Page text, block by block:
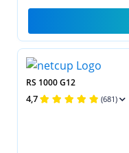
RS 1000 G12
4,7 (681)